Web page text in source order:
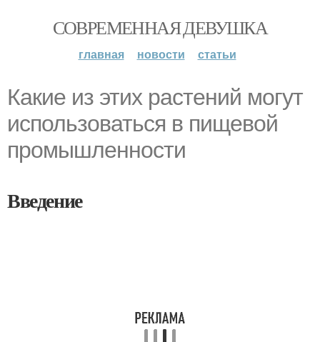
СОВРЕМЕННАЯ ДЕВУШКА
главная новости статьи
Какие из этих растений могут
использоваться в пищевой
промышленности
Введение